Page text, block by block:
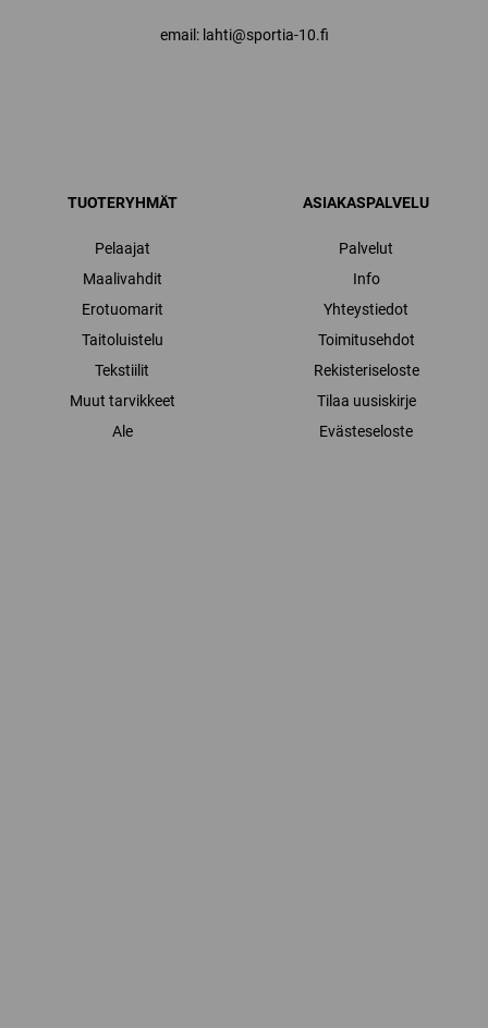
email: lahti@sportia-10.fi
TUOTERYHMÄT
Pelaajat
Maalivahdit
Erotuomarit
Taitoluistelu
Tekstiilit
Muut tarvikkeet
Ale
ASIAKASPALVELU
Palvelut
Info
Yhteystiedot
Toimitusehdot
Rekisteriseloste
Tilaa uusiskirje
Evästeseloste